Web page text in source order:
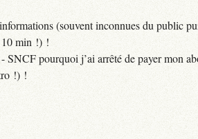
(souvent inconnues du public
10 min !) !
pourquoi j’ai arrêté de payer mon
!) !